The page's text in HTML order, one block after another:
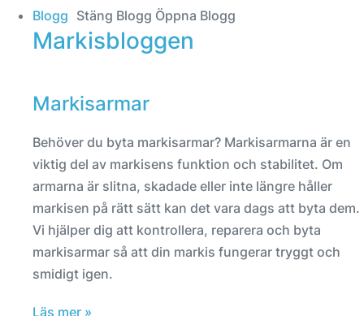
Blogg Stäng Blogg Öppna Blogg
Markisbloggen
Markisarmar
Behöver du byta markisarmar? Markisarmarna är en
viktig del av markisens funktion och stabilitet. Om
armarna är slitna, skadade eller inte längre håller
markisen på rätt sätt kan det vara dags att byta dem.
Vi hjälper dig att kontrollera, reparera och byta
markisarmar så att din markis fungerar tryggt och
smidigt igen.
Läs mer »